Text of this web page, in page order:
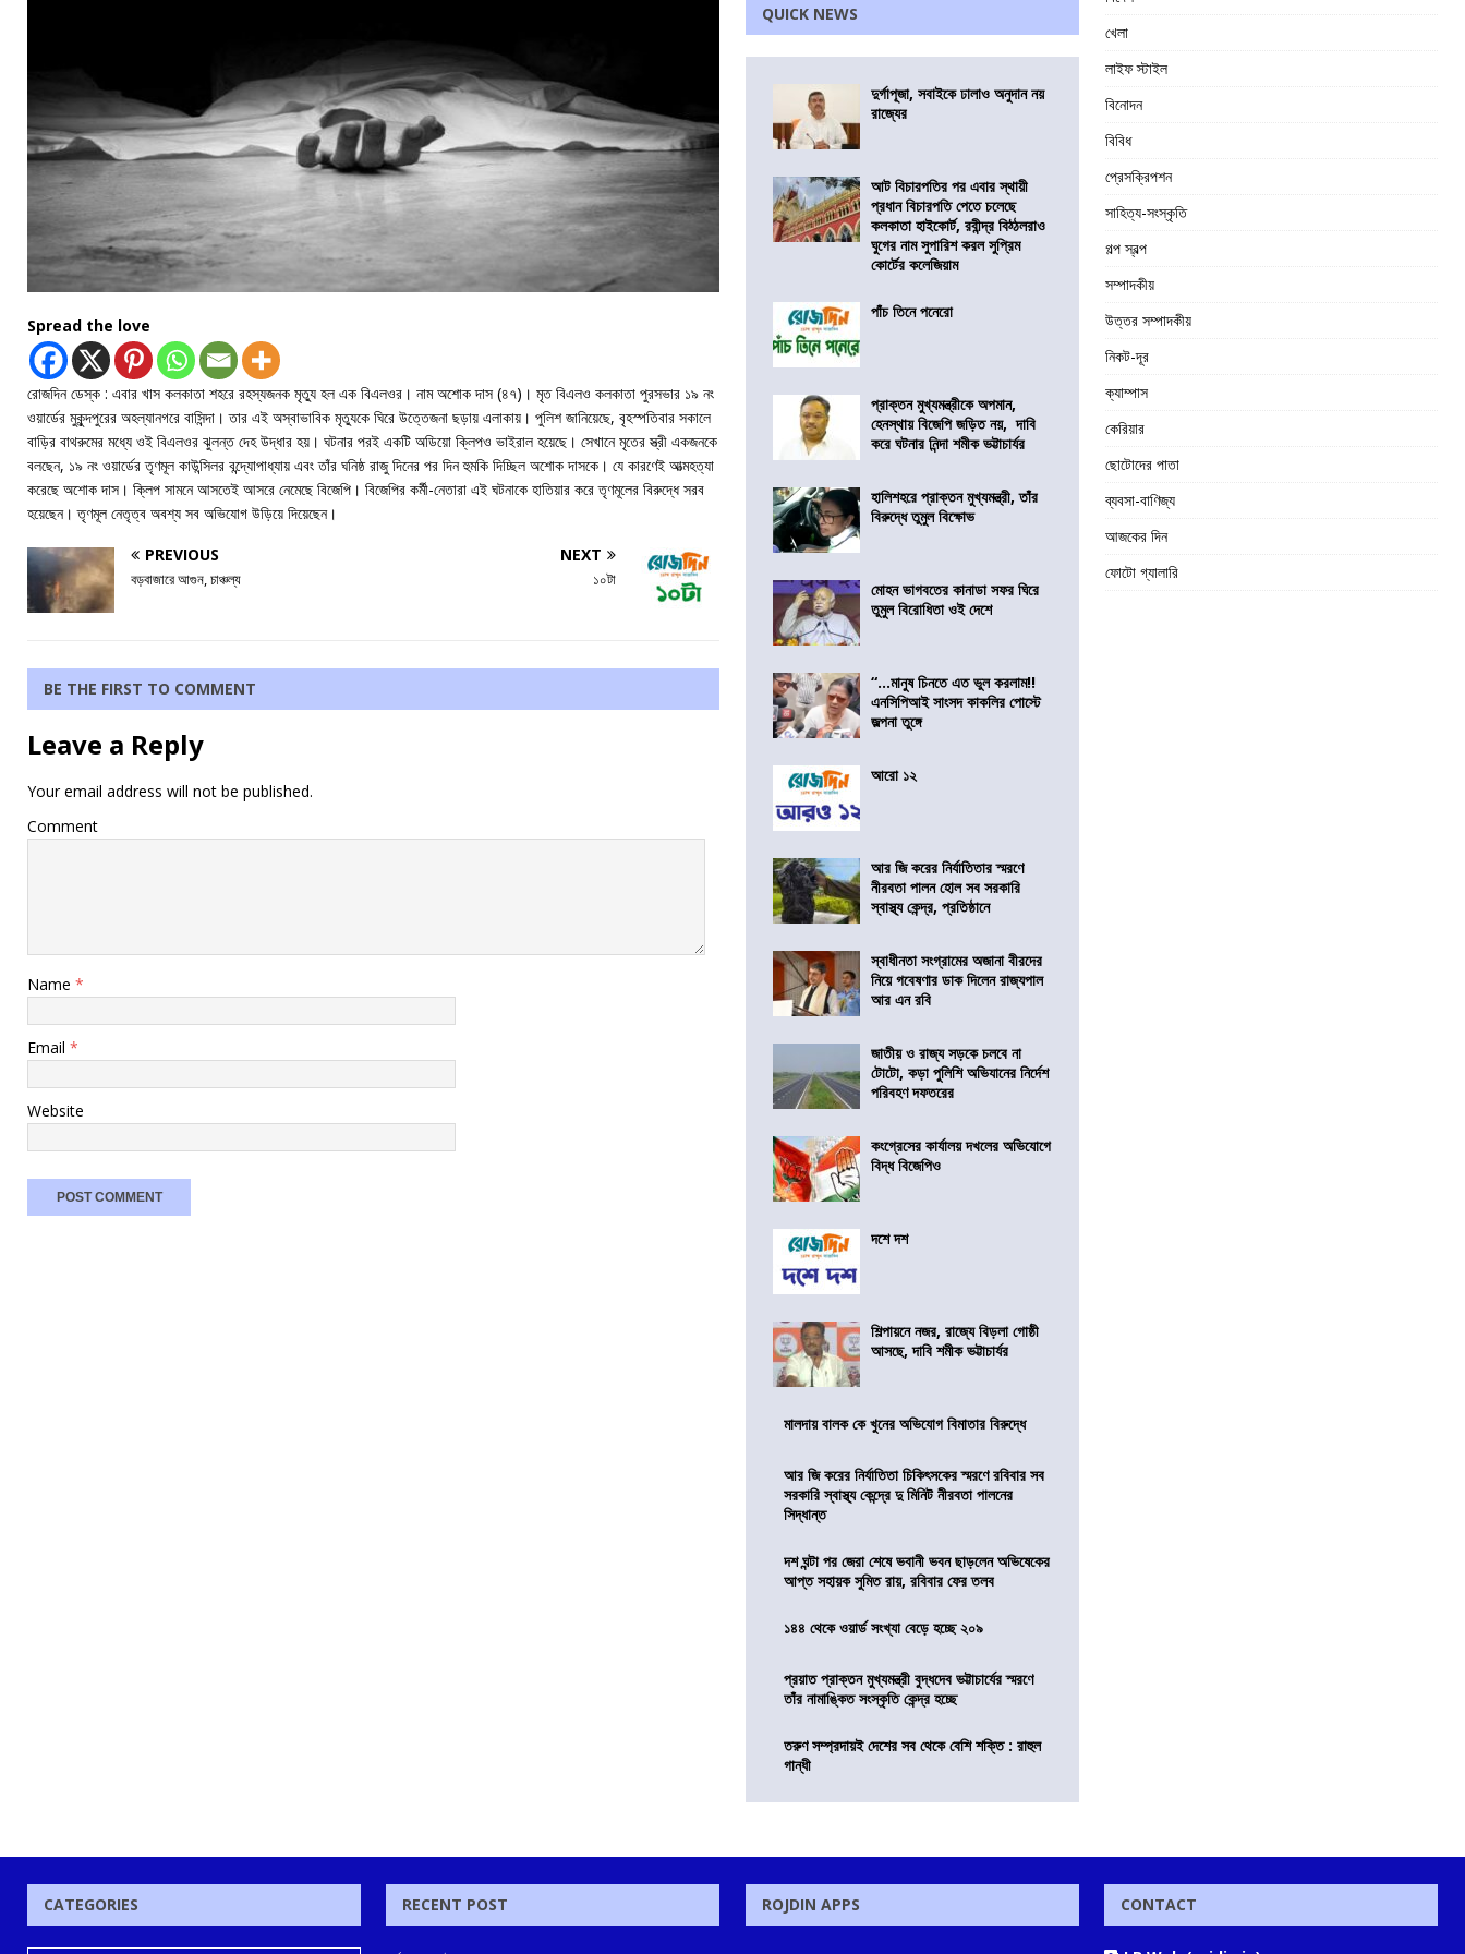
Spread the love
রোজদিন ডেস্ক : এবার খাস কলকাতা শহরে রহস্যজনক মৃত্যু হল এক বিএলওর। নাম অশোক দাস (৪৭)। মৃত বিএলও কলকাতা পুরসভার ১৯ নং
ওয়ার্ডের মুকুন্দপুরের অহল্যানগরে বাসিন্দা। তার এই অস্বাভাবিক মৃত্যুকে ঘিরে উত্তেজনা ছড়ায় এলাকায়। পুলিশ জানিয়েছে, বৃহস্পতিবার সকালে
বাড়ির বাথরুমের মধ্যে ওই বিএলওর ঝুলন্ত দেহ উদ্ধার হয়। ঘটনার পরই একটি অডিয়ো ক্লিপও ভাইরাল হয়েছে। সেখানে মৃতের স্ত্রী একজনকে
বলছেন, ১৯ নং ওয়ার্ডের তৃণমূল কাউন্সিলর বন্দ্যোপাধ্যায় এবং তাঁর ঘনিষ্ঠ রাজু দিনের পর দিন হুমকি দিচ্ছিল অশোক দাসকে। যে কারণেই আত্মহত্যা
করেছে অশোক দাস। ক্লিপ সামনে আসতেই আসরে নেমেছে বিজেপি। বিজেপির কর্মী-নেতারা এই ঘটনাকে হাতিয়ার করে তৃণমূলের বিরুদ্ধে সরব
হয়েছেন। তৃণমূল নেতৃত্ব অবশ্য সব অভিযোগ উড়িয়ে দিয়েছেন।
PREVIOUS
বড়বাজারে আগুন, চাঞ্চল্য
NEXT
১০টা
BE THE FIRST TO COMMENT
Leave a Reply
Your email address will not be published.
Comment
Name *
Email *
Website
QUICK NEWS
দুর্গাপূজা, সবাইকে ঢালাও অনুদান নয়
রাজ্যের
আট বিচারপতির পর এবার স্থায়ী
প্রধান বিচারপতি পেতে চলেছে
কলকাতা হাইকোর্ট, রবীন্দ্র বিঠ্ঠলরাও
ঘুগের নাম সুপারিশ করল সুপ্রিম
কোর্টের কলেজিয়াম
পাঁচ তিনে পনেরো
প্রাক্তন মুখ্যমন্ত্রীকে অপমান,
হেনস্থায় বিজেপি জড়িত নয়, দাবি
করে ঘটনার নিন্দা শমীক ভট্টাচার্যর
হালিশহরে প্রাক্তন মুখ্যমন্ত্রী, তাঁর
বিরুদ্ধে তুমুল বিক্ষোভ
মোহন ভাগবতের কানাডা সফর ঘিরে
তুমুল বিরোধিতা ওই দেশে
“…মানুষ চিনতে এত ভুল করলাম!!
এনসিপিআই সাংসদ কাকলির পোস্টে
জল্পনা তুঙ্গে
আরো ১২
আর জি করের নির্যাতিতার স্মরণে
নীরবতা পালন হোল সব সরকারি
স্বাস্থ্য কেন্দ্র, প্রতিষ্ঠানে
স্বাধীনতা সংগ্রামের অজানা বীরদের
নিয়ে গবেষণার ডাক দিলেন রাজ্যপাল
আর এন রবি
জাতীয় ও রাজ্য সড়কে চলবে না
টোটো, কড়া পুলিশি অভিযানের নির্দেশ
পরিবহণ দফতরের
কংগ্রেসের কার্যালয় দখলের অভিযোগে
বিদ্ধ বিজেপিও
দশে দশ
শিল্পায়নে নজর, রাজ্যে বিড়লা গোষ্ঠী
আসছে, দাবি শমীক ভট্টাচার্যর
মালদায় বালক কে খুনের অভিযোগ বিমাতার বিরুদ্ধে
আর জি করের নির্যাতিতা চিকিৎসকের স্মরণে রবিবার সব
সরকারি স্বাস্থ্য কেন্দ্রে দু মিনিট নীরবতা পালনের
সিদ্ধান্ত
দশ ঘন্টা পর জেরা শেষে ভবানী ভবন ছাড়লেন অভিষেকের
আপ্ত সহায়ক সুমিত রায়, রবিবার ফের তলব
১৪৪ থেকে ওয়ার্ড সংখ্যা বেড়ে হচ্ছে ২০৯
প্রয়াত প্রাক্তন মুখ্যমন্ত্রী বুদ্ধদেব ভট্টাচার্যের স্মরণে
তাঁর নামাঙ্কিত সংস্কৃতি কেন্দ্র হচ্ছে
তরুণ সম্প্রদায়ই দেশের সব থেকে বেশি শক্তি : রাহুল
গান্ধী
খেলা
লাইফ স্টাইল
বিনোদন
বিবিধ
প্রেসক্রিপশন
সাহিত্য-সংস্কৃতি
গল্প স্বল্প
সম্পাদকীয়
উত্তর সম্পাদকীয়
নিকট-দূর
ক্যাম্পাস
কেরিয়ার
ছোটোদের পাতা
ব্যবসা-বাণিজ্য
আজকের দিন
ফোটো গ্যালারি
CATEGORIES RECENT POST ROJDIN APPS CONTACT